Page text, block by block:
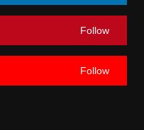
Follow
Follow